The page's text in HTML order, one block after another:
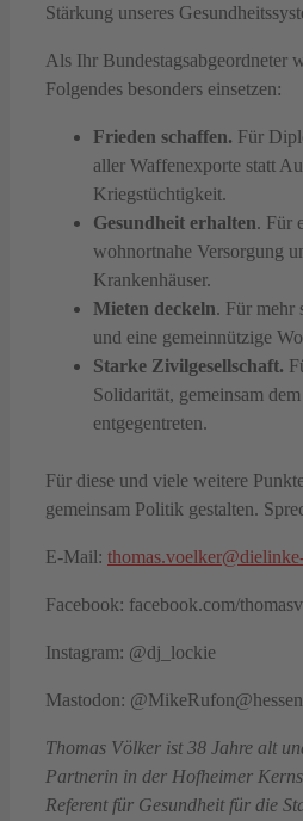
Stärkung unseres
Als Ihr Bundestagsabgeordneter
Folgendes besonders einsetzen:
Frieden schaffen. Für
aller Waffenexporte statt
Kriegstüchtigkeit.
Gesundheit erhalten. Für
wohnortnahe Versorgung
Krankenhäuser.
Mieten deckeln. Für mehr
und eine gemeinnützige
Starke Zivilgesellschaft.
Solidarität, gemeinsam
entgegentreten.
Für diese und viele weitere
gemeinsam Politik gestalten.
E-Mail:
Facebook: facebook.com/
Instagram: @dj_lockie
Mastodon:
Thomas Völker ist 38 Jahre alt
Partnerin in der Hofheimer
Referent für Gesundheit für die